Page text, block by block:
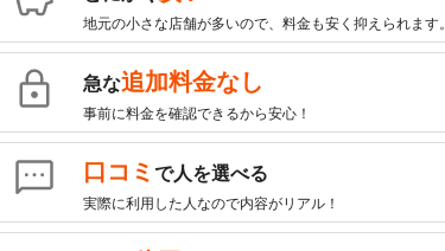
地元の小さな店舗が多いので、料金も安く抑えられます。
急な追加料金なし
事前に料金を確認できるから安心！
口コミで人を選べる
実際に利用した人なので内容がリアル！